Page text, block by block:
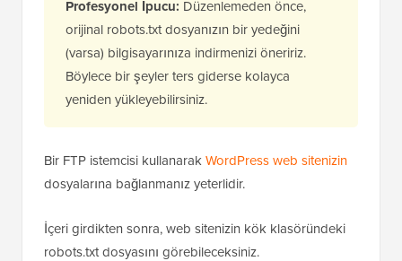
olarak, WordPress barındırma hizmetinizin sağladığı
dosya yöneticisini kullanabilirsiniz.
Profesyonel İpucu:Düzenlemeden önce,
Böylece bir şeyler ters giderse kolayca
yeniden yükleyebilirsiniz.
Bir FTP istemcisi kullanarakWordPress web sitenizin